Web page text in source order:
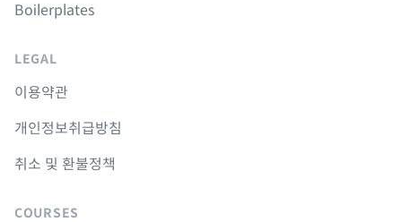
Boilerplates
LEGAL
이용약관
개인정보취급방침
취소 및 환불정책
COURSES